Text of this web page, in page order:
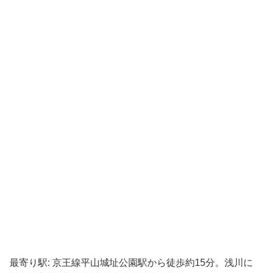
最寄り駅: 京王線平山城址公園駅から徒歩約15分。浅川に